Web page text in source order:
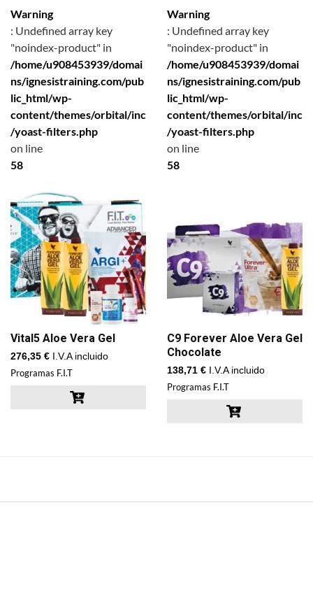
Warning
: Undefined array key
"noindex-product" in
/home/u908453939/domai
ns/ignesistraining.com/pub
lic_html/wp-
content/themes/orbital/inc
/yoast-filters.php
on line
58
Vital5 Aloe Vera Gel
276,35 € I.V.A incluido
Programas F.I.T
Warning
: Undefined array key
"noindex-product" in
/home/u908453939/domai
ns/ignesistraining.com/pub
lic_html/wp-
content/themes/orbital/inc
/yoast-filters.php
on line
58
C9 Forever Aloe Vera Gel
Chocolate
138,71 € I.V.A incluido
Programas F.I.T